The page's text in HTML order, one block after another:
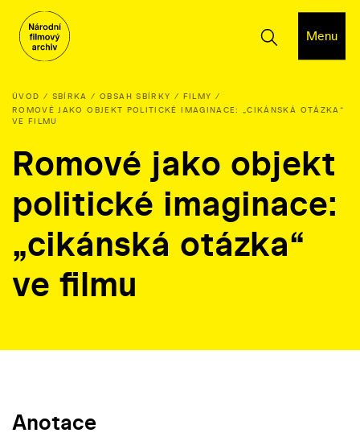
Menu
ÚVOD SBÍRKA OBSAH SBÍRKY
FILMY
ROMOVÉ JAKO OBJEKT POLITICKÉ IMAGINACE: „CIKÁNSKÁ OTÁZKA“
VE FILMU
Romové jako objekt
politické imaginace:
„cikánská otázka“
ve filmu
Anotace